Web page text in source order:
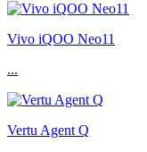
Vivo iQOO Neo11
...
Vertu Agent Q